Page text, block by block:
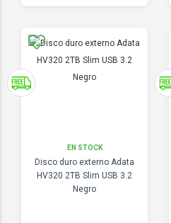
EN STOCK
Disco duro externo Adata
HV320 2TB Slim USB 3.2
Negro